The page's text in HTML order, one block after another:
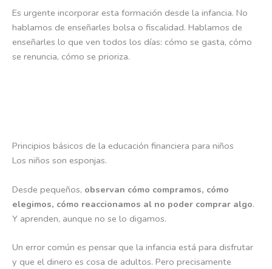
Es urgente incorporar esta formación desde la infancia. No
hablamos de enseñarles bolsa o fiscalidad. Hablamos de
enseñarles lo que ven todos los días: cómo se gasta, cómo
se renuncia, cómo se prioriza.
Principios básicos de la educación financiera para niños
Los niños son esponjas.
Desde pequeños, observan cómo compramos, cómo
elegimos, cómo reaccionamos al no poder comprar algo.
Y aprenden, aunque no se lo digamos.
Un error común es pensar que la infancia está para disfrutar
y que el dinero es cosa de adultos. Pero precisamente